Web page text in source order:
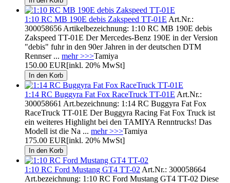
1:10 RC MB 190E debis Zakspeed TT-01E Art.Nr.:
300058656 Artikelbezeichnung: 1:10 RC MB 190E debis
Zakspeed TT-01E Der Mercedes-Benz 190E in der Version
"debis" fuhr in den 90er Jahren in der deutschen DTM
Rennser ... mehr >>>Tamiya
150.00 EUR[inkl. 20% MwSt]
1:14 RC Buggyra Fat Fox RaceTruck TT-01E Art.Nr.:
300058661 Art.bezeichnung: 1:14 RC Buggyra Fat Fox
RaceTruck TT-01E Der Buggyra Racing Fat Fox Truck ist
ein weiteres Highlight bei den TAMIYA Renntrucks! Das
Modell ist die Na ... mehr >>>Tamiya
175.00 EUR[inkl. 20% MwSt]
1:10 RC Ford Mustang GT4 TT-02 Art.Nr.: 300058664
Art.bezeichnung: 1:10 RC Ford Mustang GT4 TT-02 Diese